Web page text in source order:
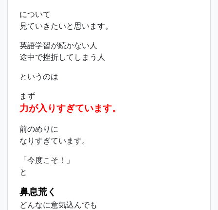
について
見ていきたいと思います。
英語学習が続かない人
途中で挫折してしまう人
というのは
まず
力が入りすぎています。
前のめりに
なりすぎています。
「今度こそ！」
と
鼻息荒く
どんなに意気込んでも